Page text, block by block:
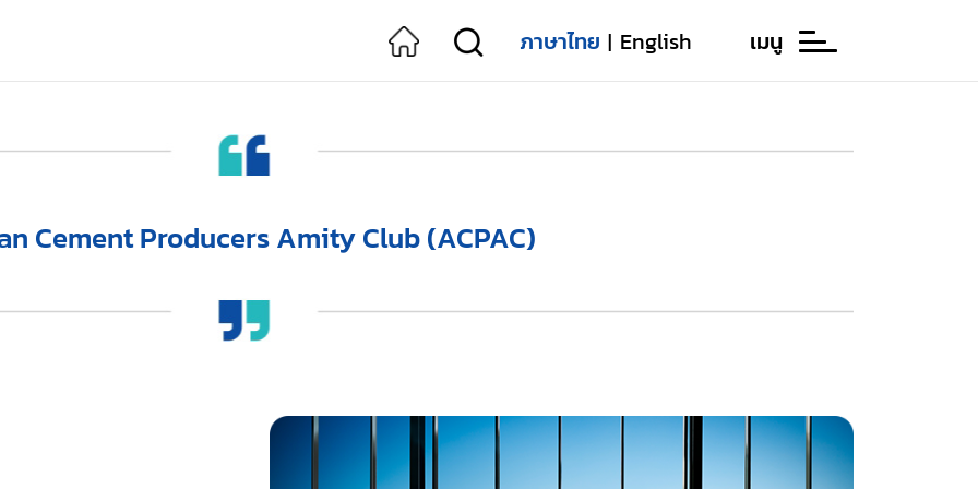
ภาษาไทย | English เมนู
Cement Producers Amity Club (ACPAC)